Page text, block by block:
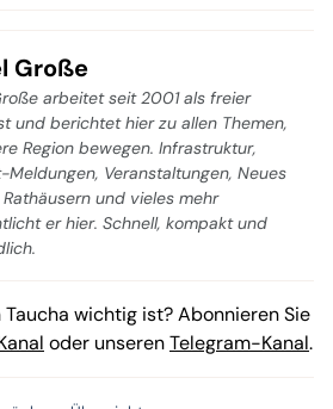
Große
arbeitet seit 2001 als freier
und berichtet hier zu allen Themen,
Region bewegen. Infrastruktur,
Meldungen, Veranstaltungen, Neues
und vieles mehr
er hier. Schnell, kompakt und
Taucha wichtig ist? Abonnieren Sie
oder unserenTelegram-Kanal.